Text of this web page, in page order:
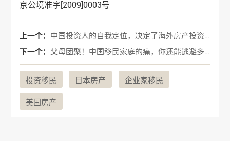
京公境准字[2009]0003号
上一个：
下一个：
父母团聚！中国移民家庭的痛，你还能逃避多久？
投资移民 日本房产 企业家移民
美国房产